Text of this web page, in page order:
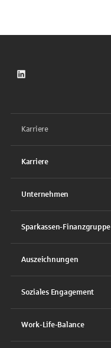
LinkedIn
Karriere
Karriere
Unternehmen
Sparkassen-Finanzgruppe
Auszeichnungen
Soziales Engagement
Work-Life-Balance